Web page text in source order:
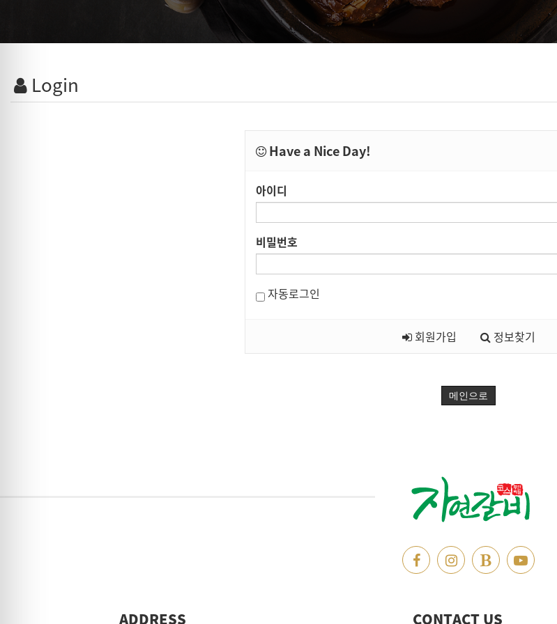
Login
Have a Nice Day!
아이디
비밀번호
자동로그인
회원가입 정보찾기
메인으로
ADDRESS CONTACT US